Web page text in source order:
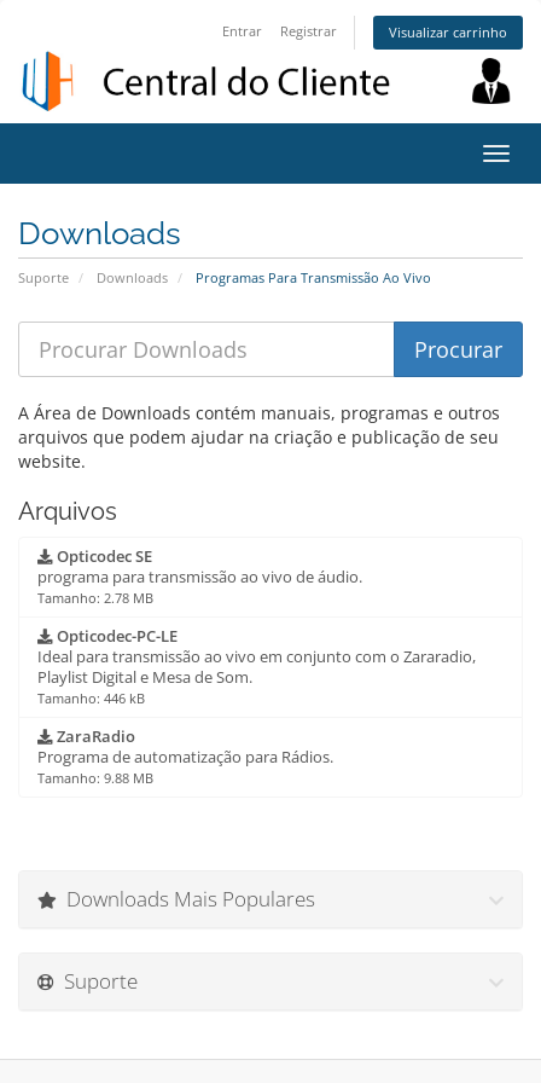
Entrar Registrar Visualizar carrinho
Downloads
Suporte Downloads Programas Para Transmissão Ao Vivo
A Área de Downloads contém manuais, programas e outros
arquivos que podem ajudar na criação e publicação de seu
website.
Arquivos
Opticodec SE
programa para transmissão ao vivo de áudio.
Tamanho: 2.78 MB
Opticodec-PC-LE
Ideal para transmissão ao vivo em conjunto com o Zararadio,
Playlist Digital e Mesa de Som.
Tamanho: 446 kB
ZaraRadio
Programa de automatização para Rádios.
Tamanho: 9.88 MB
Downloads Mais Populares
Suporte